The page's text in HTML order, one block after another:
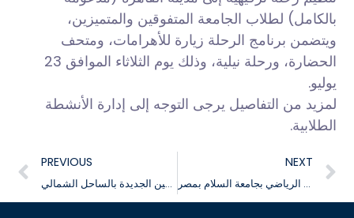
بالكامل) لطلاب الجامعة المتفوقين والمتميزين،
ويتضمن برنامج الرحلة زيارة للأهرامات، ومتحف
الحضارة، ورحلة نيلية، وذلك يوم الثلاثاء الموافق 23
يوليو.
لمزيد من التفاصيل يرجى التوجه إلى إدارة الأنشطة
الطلابية.
PREVIOUS
نظمت إدارة الأنشطة الطلابية رحلة ترفيهية إلى مدينة العلمين الجديدة بالساحل الشمالي
NEXT
فعاليات المهرجان الرياضي بجامعة السلام بمصر